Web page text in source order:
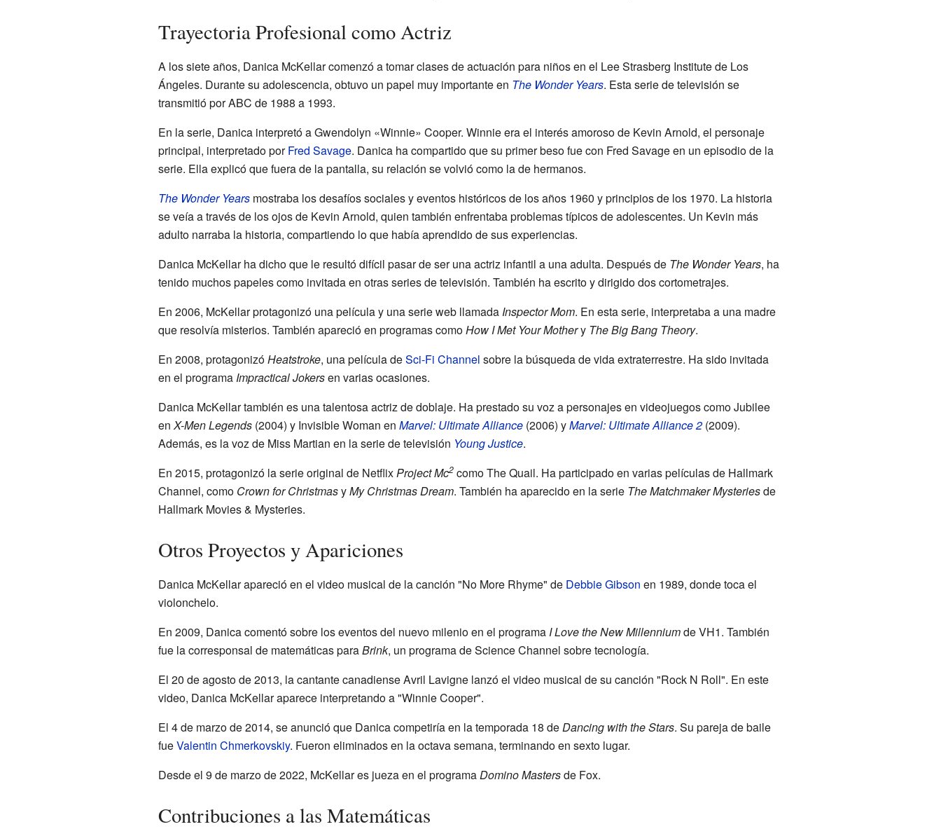
Trayectoria Profesional como Actriz
A los siete años, Danica McKellar comenzó a tomar clases de actuación para niños en el Lee Strasberg Institute de Los
Ángeles. Durante su adolescencia, obtuvo un papel muy importante en The Wonder Years. Esta serie de televisión se
transmitió por ABC de 1988 a 1993.
En la serie, Danica interpretó a Gwendolyn «Winnie» Cooper. Winnie era el interés amoroso de Kevin Arnold, el personaje
principal, interpretado porFred Savage. Danica ha compartido que su primer beso fue con Fred Savage en un episodio de la
serie. Ella explicó que fuera de la pantalla, su relación se volvió como la de hermanos.
The Wonder Yearsmostraba los desafíos sociales y eventos históricos de los años 1960 y principios de los 1970. La historia
se veía a través de los ojos de Kevin Arnold, quien también enfrentaba problemas típicos de adolescentes. Un Kevin más
adulto narraba la historia, compartiendo lo que había aprendido de sus experiencias.
Danica McKellar ha dicho que le resultó difícil pasar de ser una actriz infantil a una adulta. Después de The Wonder Years, ha
tenido muchos papeles como invitada en otras series de televisión. También ha escrito y dirigido dos cortometrajes.
En 2006, McKellar protagonizó una película y una serie web llamada Inspector Mom. En esta serie, interpretaba a una madre
que resolvía misterios. También apareció en programas comoHow I Met Your Mothery The Big Bang Theory.
En 2008, protagonizóHeatstroke, una película deSci-Fi Channel sobre la búsqueda de vida extraterrestre. Ha sido invitada
en el programa Impractical Jokersen varias ocasiones.
Danica McKellar también es una talentosa actriz de doblaje. Ha prestado su voz a personajes en videojuegos como Jubilee
enX-Men Legends(2004) y Invisible Woman en Marvel: Ultimate Alliance(2006) yMarvel: Ultimate Alliance 2(2009).
Además, es la voz de Miss Martian en la serie de televisión Young Justice.
En 2015, protagonizó la serie original de NetflixProject Mc2como The Quail. Ha participado en varias películas de Hallmark
Channel, como Crown for ChristmasyMy Christmas Dream. También ha aparecido en la serie The Matchmaker Mysteriesde
Hallmark Movies & Mysteries.
Otros Proyectos y Apariciones
Danica McKellar apareció en el video musical de la canción "No More Rhyme" de Debbie Gibson en 1989, donde toca el
violonchelo.
En 2009, Danica comentó sobre los eventos del nuevo milenio en el programa I Love the New Millenniumde VH1. También
fue la corresponsal de matemáticas paraBrink, un programa de Science Channel sobre tecnología.
El 20 de agosto de 2013, la cantante canadiense Avril Lavigne lanzó el video musical de su canción "Rock N Roll". En este
video, Danica McKellar aparece interpretando a "Winnie Cooper".
El 4 de marzo de 2014, se anunció que Danica competiría en la temporada 18 deDancing with the Stars. Su pareja de baile
fueValentin Chmerkovskiy. Fueron eliminados en la octava semana, terminando en sexto lugar.
Desde el 9 de marzo de 2022, McKellar es jueza en el programaDomino Mastersde Fox.
Contribuciones a las Matemáticas